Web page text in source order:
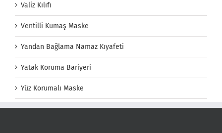
Valiz Kılıfı
Ventilli Kumaş Maske
Yandan Bağlama Namaz Kıyafeti
Yatak Koruma Bariyeri
Yüz Korumalı Maske